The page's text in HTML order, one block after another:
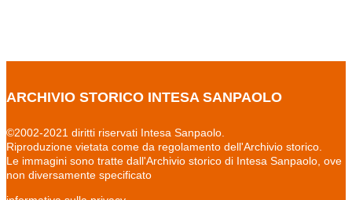
ARCHIVIO STORICO INTESA SANPAOLO
©2002-2021 diritti riservati Intesa Sanpaolo.
Riproduzione vietata come da regolamento dell'Archivio storico.
Le immagini sono tratte dall'Archivio storico di Intesa Sanpaolo, ove
non diversamente specificato